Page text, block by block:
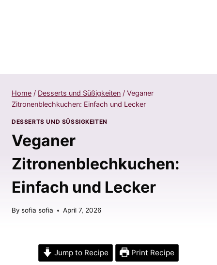
Home / Desserts und Süßigkeiten / Veganer
Zitronenblechkuchen: Einfach und Lecker
DESSERTS UND SÜSSIGKEITEN
Veganer
Zitronenblechkuchen:
Einfach und Lecker
By sofia sofia April 7, 2026
Jump to Recipe Print Recipe